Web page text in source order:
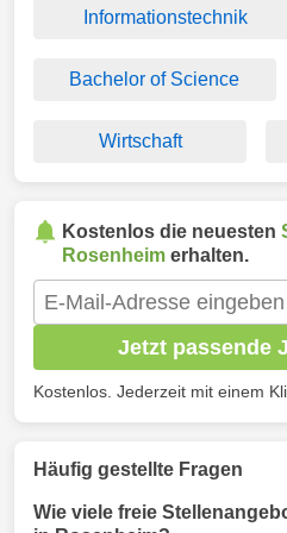
Informationstechnik
Bachelor of Science
Wirtschaft
Kostenlos die neuesten
Rosenheim erhalten.
Jetzt passende
Kostenlos. Jederzeit mit einem
Häufig gestellte Fragen
Wie viele freie